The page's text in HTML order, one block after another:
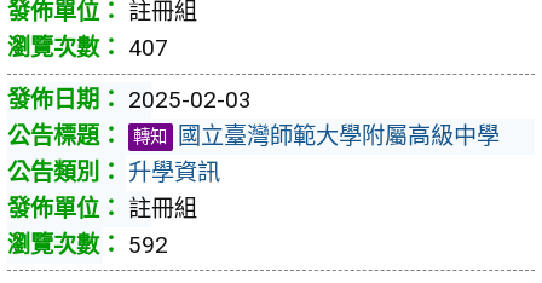
註冊組
407
2025-02-03
轉知
國立臺灣師範大學附屬高級中學
升學資訊
註冊組
592